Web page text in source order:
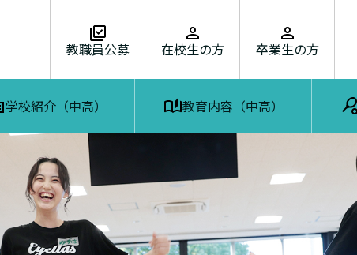
教職員公募 在校生の方 卒業生の方
学校紹介（中高） 教育内容（中高）